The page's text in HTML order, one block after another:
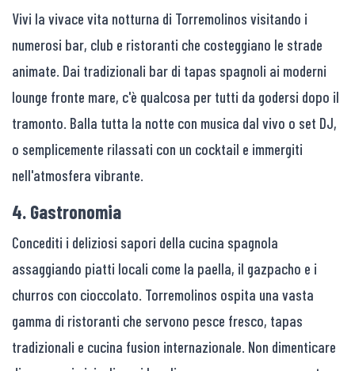
Vivi la vivace vita notturna di Torremolinos visitando i
numerosi bar, club e ristoranti che costeggiano le strade
animate. Dai tradizionali bar di tapas spagnoli ai moderni
lounge fronte mare, c'è qualcosa per tutti da godersi dopo il
tramonto. Balla tutta la notte con musica dal vivo o set DJ,
o semplicemente rilassati con un cocktail e immergiti
nell'atmosfera vibrante.
4. Gastronomia
Concediti i deliziosi sapori della cucina spagnola
assaggiando piatti locali come la paella, il gazpacho e i
churros con cioccolato. Torremolinos ospita una vasta
gamma di ristoranti che servono pesce fresco, tapas
tradizionali e cucina fusion internazionale. Non dimenticare